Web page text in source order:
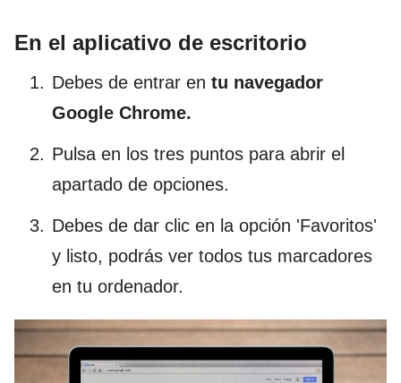
En el aplicativo de escritorio
Debes de entrar en tu navegador
Google Chrome.
Pulsa en los tres puntos para abrir el
apartado de opciones.
Debes de dar clic en la opción 'Favoritos'
y listo, podrás ver todos tus marcadores
en tu ordenador.